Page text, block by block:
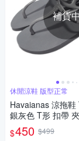
補貨
休閒涼鞋 版型正常
Havaianas 涼拖鞋
銀灰色 T形 扣帶
1447565178W
$450 $499